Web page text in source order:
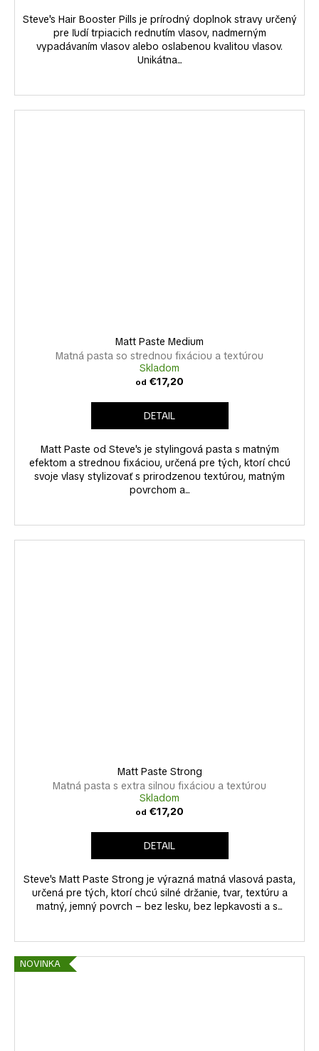
Steve's Hair Booster Pills je prírodný doplnok stravy určený
pre ľudí trpiacich rednutím vlasov, nadmerným
vypadávaním vlasov alebo oslabenou kvalitou vlasov.
Unikátna...
Matt Paste Medium
Matná pasta so strednou fixáciou a textúrou
Skladom
od €17,20
DETAIL
Matt Paste od Steve's je stylingová pasta s matným
efektom a strednou fixáciou, určená pre tých, ktorí chcú
svoje vlasy stylizovať s prirodzenou textúrou, matným
povrchom a...
Matt Paste Strong
Matná pasta s extra silnou fixáciou a textúrou
Skladom
od €17,20
DETAIL
Steve's Matt Paste Strong je výrazná matná vlasová pasta,
určená pre tých, ktorí chcú silné držanie, tvar, textúru a
matný, jemný povrch – bez lesku, bez lepkavosti a s...
NOVINKA